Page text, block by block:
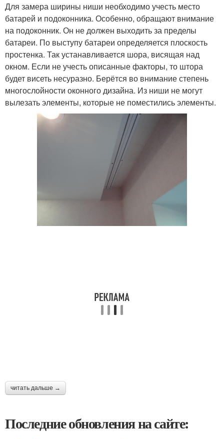
Для замера ширины ниши необходимо учесть место
батарей и подоконника. Особенно, обращают внимание
на подоконник. Он не должен выходить за пределы
батареи. По выступу батареи определяется плоскость
простенка. Так устанавливается шора, висящая над
окном. Если не учесть описанные факторы, то штора
будет висеть несуразно. Берётся во внимание степень
многослойности оконного дизайна. Из ниши не могут
вылезать элементы, которые не поместились элементы.
читать дальше →
Последние обновления на сайте: